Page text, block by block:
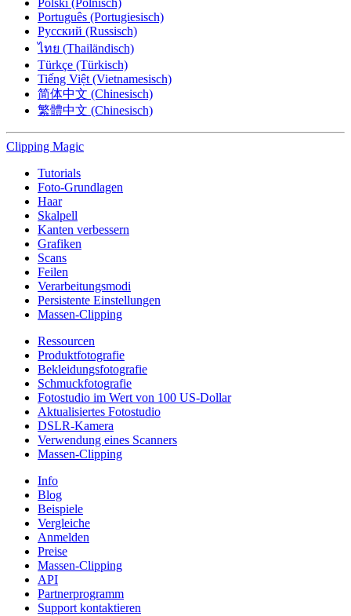
Polski (Polnisch)
Português (Portugiesisch)
Русский (Russisch)
ไทย (Thailändisch)
Türkçe (Türkisch)
Tiếng Việt (Vietnamesisch)
简体中文 (Chinesisch)
繁體中文 (Chinesisch)
Clipping Magic
Tutorials
Foto-Grundlagen
Haar
Skalpell
Kanten verbessern
Grafiken
Scans
Feilen
Verarbeitungsmodi
Persistente Einstellungen
Massen-Clipping
Ressourcen
Produktfotografie
Bekleidungsfotografie
Schmuckfotografie
Fotostudio im Wert von 100 US-Dollar
Aktualisiertes Fotostudio
DSLR-Kamera
Verwendung eines Scanners
Massen-Clipping
Info
Blog
Beispiele
Vergleiche
Anmelden
Preise
Massen-Clipping
API
Partnerprogramm
Support kontaktieren